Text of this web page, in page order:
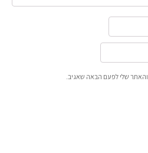
שלי לפעם הבאה שאגיב.